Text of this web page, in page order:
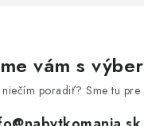
vám s
poradiť? Sme tu pre